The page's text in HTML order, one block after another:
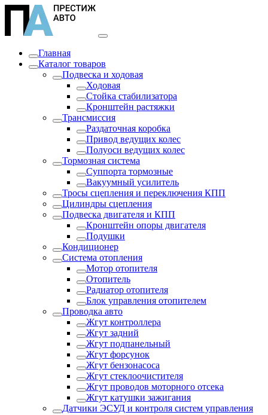
Главная
Каталог товаров
Подвеска и ходовая
Ходовая
Стойка стабилизатора
Кронштейн растяжки
Трансмиссия
Раздаточная коробка
Привод ведущих колес
Полуоси ведущих колес
Тормозная система
Суппорта тормозные
Вакуумный усилитель
Тросы сцепления и переключения КПП
Цилиндры сцепления
Подвеска двигателя и КПП
Кронштейн опоры двигателя
Подушки
Кондиционер
Система отопления
Мотор отопителя
Отопитель
Радиатор отопителя
Блок управления отопителем
Проводка авто
Жгут контроллера
Жгут задний
Жгут подпанельный
Жгут форсунок
Жгут бензонасоса
Жгут стеклоочистителя
Жгут проводов моторного отсека
Жгут катушки зажигания
Датчики ЭСУД и контроля систем управления